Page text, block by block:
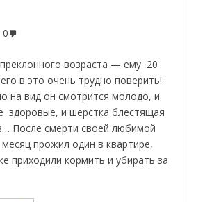
0
возраста — ему 20
в это очень трудно поверить!
на вид он смотрится молодо, и
здоровые, и шерстка блестящая
После смерти своей любимой
прожил один в квартире,
приходили кормить и убирать за